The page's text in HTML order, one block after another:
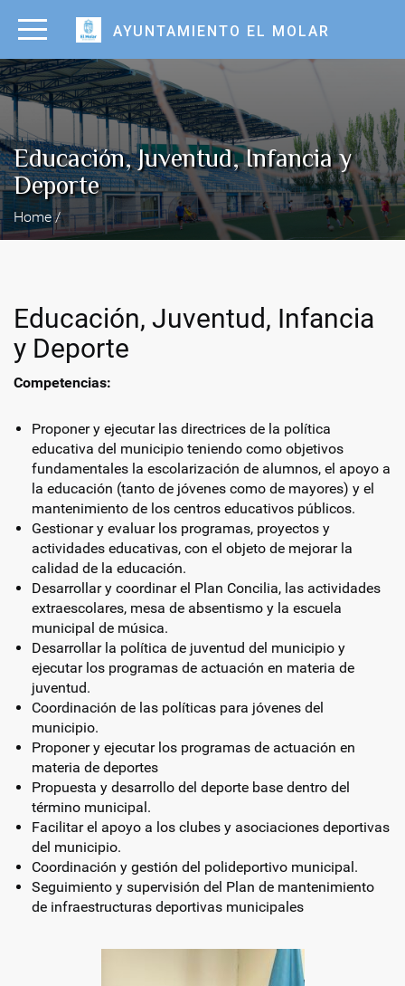
AYUNTAMIENTO EL MOLAR
Educación, Juventud, Infancia y
Deporte
Home /
Educación, Juventud, Infancia
y Deporte
Competencias:
Proponer y ejecutar las directrices de la política
educativa del municipio teniendo como objetivos
fundamentales la escolarización de alumnos, el apoyo a
la educación (tanto de jóvenes como de mayores) y el
mantenimiento de los centros educativos públicos.
Gestionar y evaluar los programas, proyectos y
actividades educativas, con el objeto de mejorar la
calidad de la educación.
Desarrollar y coordinar el Plan Concilia, las actividades
extraescolares, mesa de absentismo y la escuela
municipal de música.
Desarrollar la política de juventud del municipio y
ejecutar los programas de actuación en materia de
juventud.
Coordinación de las políticas para jóvenes del
municipio.
Proponer y ejecutar los programas de actuación en
materia de deportes
Propuesta y desarrollo del deporte base dentro del
término municipal.
Facilitar el apoyo a los clubes y asociaciones deportivas
del municipio.
Coordinación y gestión del polideportivo municipal.
Seguimiento y supervisión del Plan de mantenimiento
de infraestructuras deportivas municipales